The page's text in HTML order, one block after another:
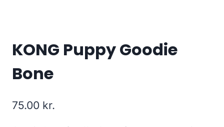
KONG Puppy Goodie
Bone
75.00 kr.